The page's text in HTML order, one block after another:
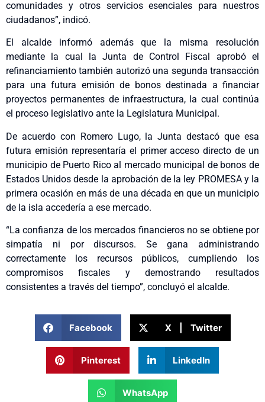
comunidades y otros servicios esenciales para nuestros
ciudadanos”, indicó.
El alcalde informó además que la misma resolución
mediante la cual la Junta de Control Fiscal aprobó el
refinanciamiento también autorizó una segunda transacción
para una futura emisión de bonos destinada a financiar
proyectos permanentes de infraestructura, la cual continúa
el proceso legislativo ante la Legislatura Municipal.
De acuerdo con Romero Lugo, la Junta destacó que esa
futura emisión representaría el primer acceso directo de un
municipio de Puerto Rico al mercado municipal de bonos de
Estados Unidos desde la aprobación de la ley PROMESA y la
primera ocasión en más de una década en que un municipio
de la isla accedería a ese mercado.
“La confianza de los mercados financieros no se obtiene por
simpatía ni por discursos. Se gana administrando
correctamente los recursos públicos, cumpliendo los
compromisos fiscales y demostrando resultados
consistentes a través del tiempo”, concluyó el alcalde.
Facebook X | Twitter
Pinterest LinkedIn
WhatsApp